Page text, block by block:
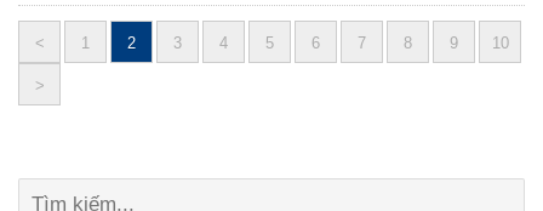
Posts
navigation
< 1 2 3 4 5 6 7 8 9 10
>
Tìm